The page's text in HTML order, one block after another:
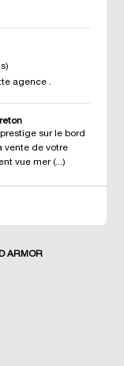
agence .
sur le bord
vente de votre
vue mer (...)
ARMOR